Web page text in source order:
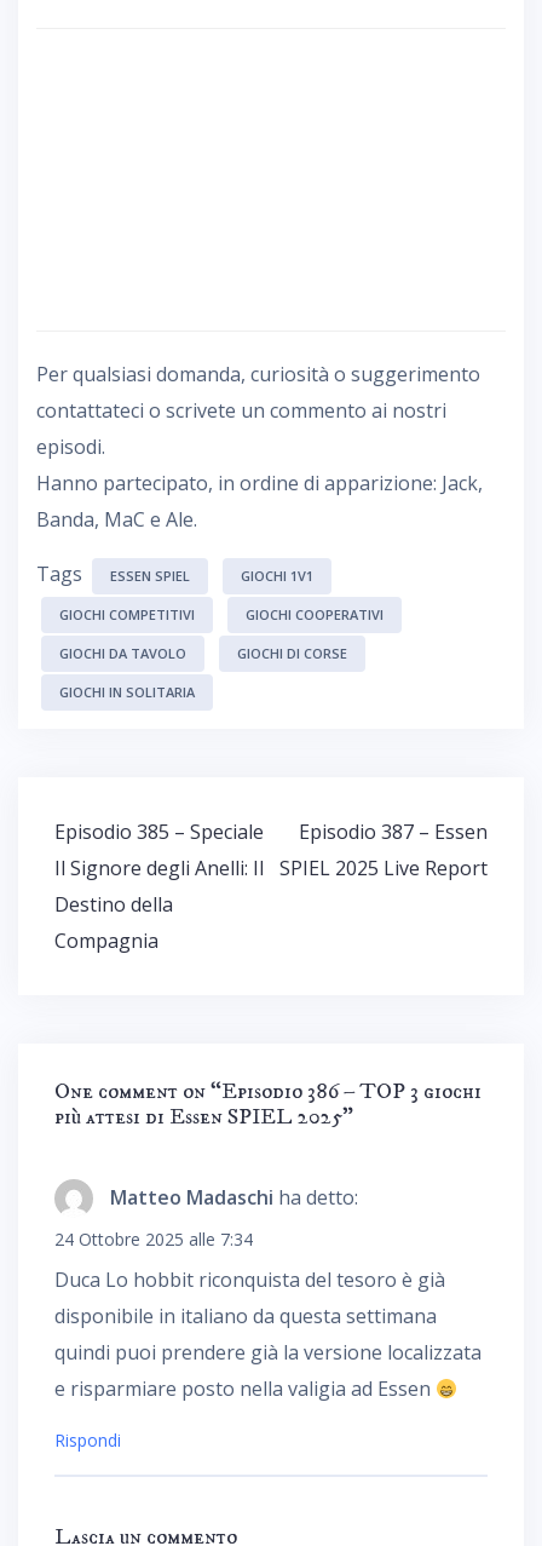
Per qualsiasi domanda, curiosità o suggerimento
contattateci o scrivete un commento ai nostri
episodi.
Hanno partecipato, in ordine di apparizione: Jack,
Banda, MaC e Ale.
Tags ESSEN SPIEL GIOCHI 1V1
GIOCHI COMPETITIVI GIOCHI COOPERATIVI
GIOCHI DA TAVOLO GIOCHI DI CORSE
GIOCHI IN SOLITARIA
Navigazione
articoli
Episodio 385 – Speciale
Il Signore degli Anelli: Il
Destino della
Compagnia
Episodio 387 – Essen
SPIEL 2025 Live Report
One comment on “Episodio 386 – TOP 3 giochi
più attesi di Essen SPIEL 2025”
Matteo Madaschi ha detto:
24 Ottobre 2025 alle 7:34
Duca Lo hobbit riconquista del tesoro è già
disponibile in italiano da questa settimana
quindi puoi prendere già la versione localizzata
e risparmiare posto nella valigia ad Essen
Rispondi
Lascia un commento